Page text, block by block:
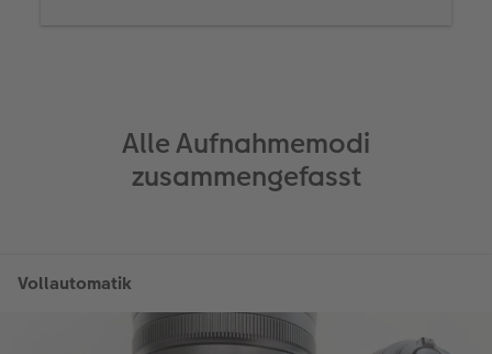
Alle Aufnahmemodi
zusammengefasst